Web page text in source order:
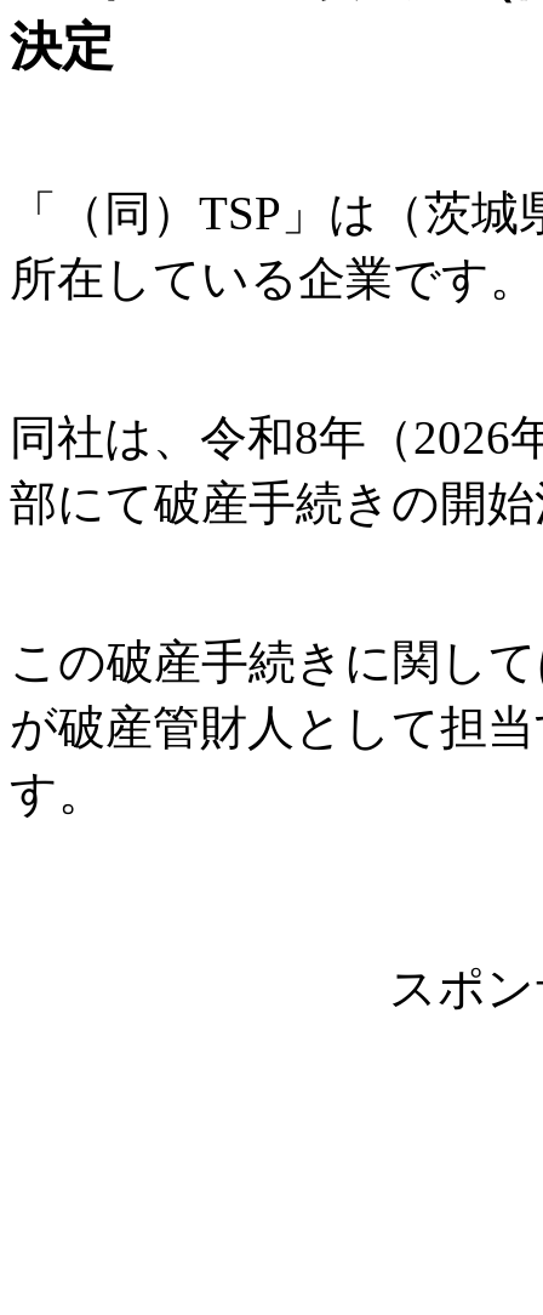
決定
「（同）TSP」は（茨
所在している企業です。
同社は、令和8年（2026
部にて破産手続きの開
この破産手続きに関し
が破産管財人として担
す。
スポ